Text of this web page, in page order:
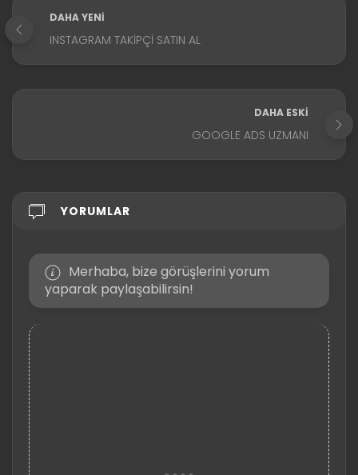
DAHA YENI
INSTAGRAM TAKIPÇI SATIN AL
DAHA ESKI
GOOGLE ADS UZMANI
YORUMLAR
Merhaba, bize görüşlerini yorum
yaparak paylaşabilirsin!